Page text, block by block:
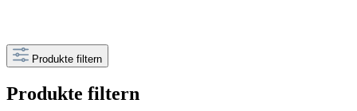
Produkte filtern
Produkte filtern